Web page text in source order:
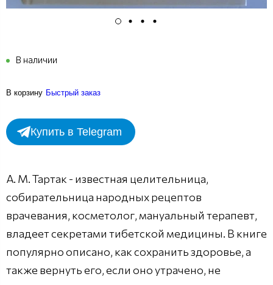
В наличии
В корзину Быстрый заказ
Купить в Telegram
А. М. Тартак - известная целительница,
собирательница народных рецептов
врачевания, косметолог, мануальный терапевт,
владеет секретами тибетской медицины. В книге
популярно описано, как сохранить здоровье, а
также вернуть его, если оно утрачено, не